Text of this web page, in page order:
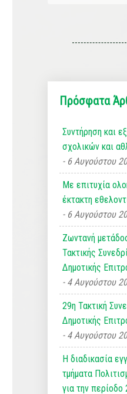
Πρόσφατα
Συντήρηση και
σχολικών και
6 Αυγούστου
Με επιτυχία
έκτακτη
6 Αυγούστου
Ζωντανή
Τακτικής
Δημοτικής
4 Αυγούστου
29η Τακτική
Δημοτικής
4 Αυγούστου
Η διαδικασία
τμήματα
για την